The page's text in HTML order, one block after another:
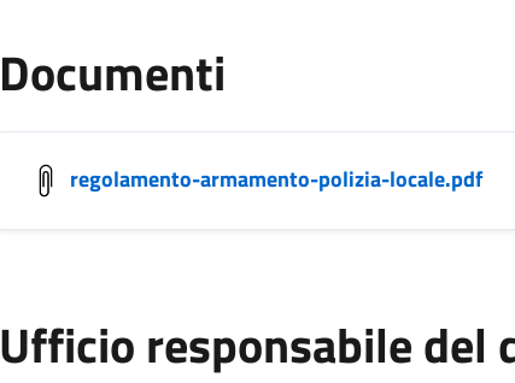
Documenti
regolamento-armamento-polizia-locale.pdf
Ufficio responsabile del